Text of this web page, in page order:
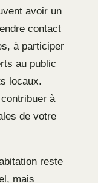
avoir un
contact
à participer
au public
locaux.
à
de votre
reste
mais